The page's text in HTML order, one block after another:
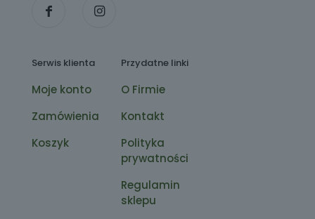
Serwis klienta
Moje konto
Zamówienia
Koszyk
Przydatne linki
O Firmie
Kontakt
Polityka
prywatności
Regulamin
sklepu